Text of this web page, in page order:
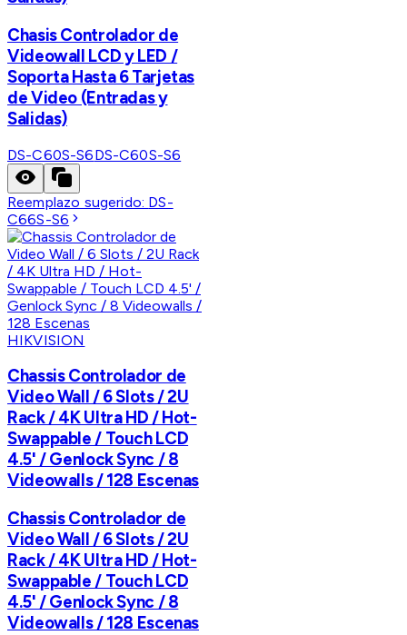
Chasis Controlador de
Videowall LCD y LED /
Soporta Hasta 6 Tarjetas
de Video (Entradas y
Salidas)
DS-C60S-S6DS-C60S-S6
Reemplazo sugerido: DS-
C66S-S6
HIKVISION
Chassis Controlador de
Video Wall / 6 Slots / 2U
Rack / 4K Ultra HD / Hot-
Swappable / Touch LCD
4.5' / Genlock Sync / 8
Videowalls / 128 Escenas
Chassis Controlador de
Video Wall / 6 Slots / 2U
Rack / 4K Ultra HD / Hot-
Swappable / Touch LCD
4.5' / Genlock Sync / 8
Videowalls / 128 Escenas